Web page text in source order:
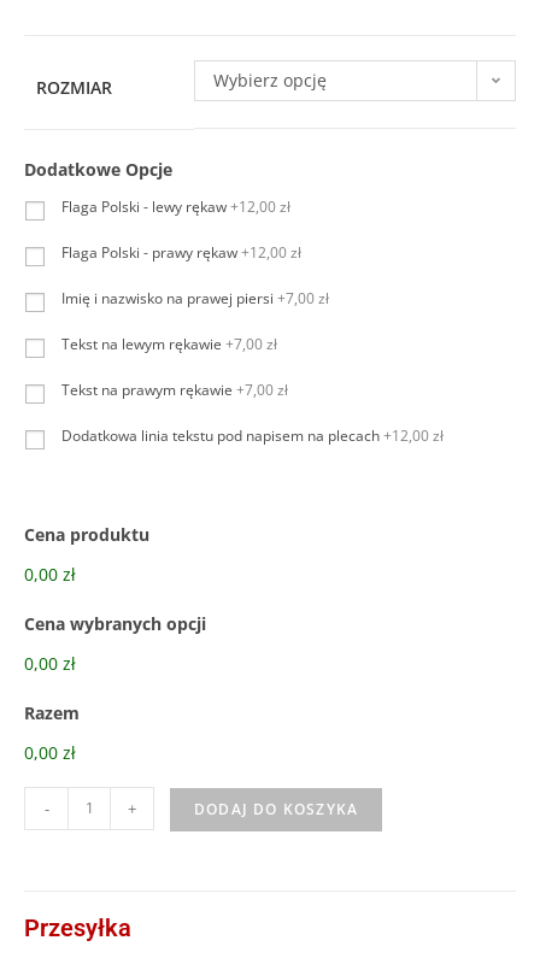
ROZMIAR Wybierz opcję
Dodatkowe Opcje
Flaga Polski - lewy rękaw+12,00 zł
Flaga Polski - prawy rękaw+12,00 zł
Imię i nazwisko na prawej piersi +7,00 zł
Tekst na lewym rękawie +7,00 zł
Tekst na prawym rękawie +7,00 zł
Dodatkowa linia tekstu pod napisem na plecach+12,00 zł
Cena produktu
0,00 zł
Cena wybranych opcji
0,00 zł
Razem
0,00 zł
- + DODAJ DO KOSZYKA
Przesyłka